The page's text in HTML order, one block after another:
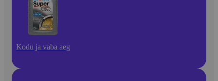
Kodu ja vaba aeg